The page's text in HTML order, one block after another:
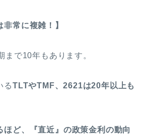
非常に複雑！】
まで10年もあります。
るTLTやTMF、2621は20年以上も
ほど、『直近』の政策金利の動向